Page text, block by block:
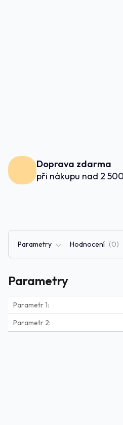
Doprava zdarma
při nákupu nad 2
Parametry Hodnocení 0
Parametry
Parametr 1
Parametr 2